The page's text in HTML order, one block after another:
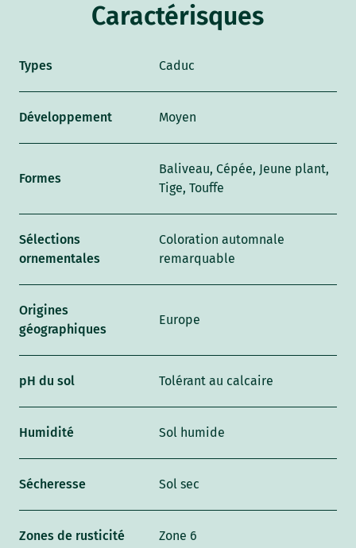
Caractérisques
Types Caduc
Développement Moyen
Formes
Baliveau, Cépée, Jeune plant,
Tige, Touffe
Sélections
ornementales
Coloration automnale
remarquable
Origines
géographiques
Europe
pH du sol Tolérant au calcaire
Humidité Sol humide
Sécheresse Sol sec
Zones de rusticité Zone 6